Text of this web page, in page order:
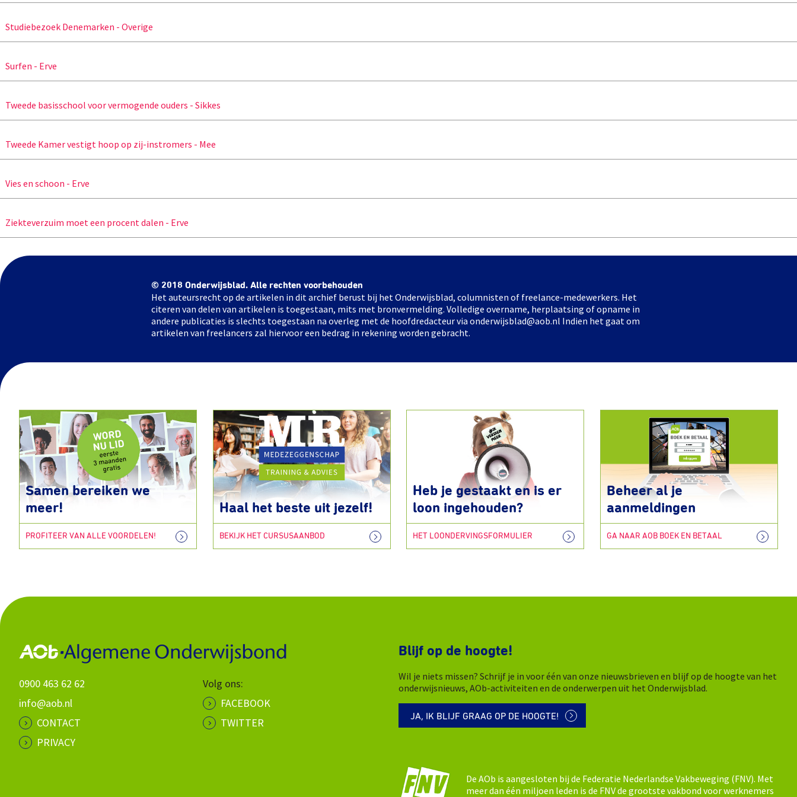
Studiebezoek Denemarken - Overige
Surfen - Erve
Tweede basisschool voor vermogende ouders - Sikkes
Tweede Kamer vestigt hoop op zij-instromers - Mee
Vies en schoon - Erve
Ziekteverzuim moet een procent dalen - Erve
© 2018 Onderwijsblad. Alle rechten voorbehouden
Het auteursrecht op de artikelen in dit archief berust bij het Onderwijsblad, columnisten of freelance-medewerkers. Het
citeren van delen van artikelen is toegestaan, mits met bronvermelding. Volledige overname, herplaatsing of opname in
andere publicaties is slechts toegestaan na overleg met de hoofdredacteur via onderwijsblad@aob.nl Indien het gaat om
artikelen van freelancers zal hiervoor een bedrag in rekening worden gebracht.
Samen bereiken we
meer!
PROFITEER VAN ALLE VOORDELEN!
Haal het beste uit jezelf!
BEKIJK HET CURSUSAANBOD
Heb je gestaakt en is er
loon ingehouden?
HET LOONDERVINGSFORMULIER
Beheer al je
aanmeldingen
GA NAAR AOB BOEK EN BETAAL
0900 463 62 62
info@aob.nl
CONTACT
PRIVACY
Volg ons:
FACEBOOK
TWITTER
Blijf op de hoogte!
Wil je niets missen? Schrijf je in voor één van onze nieuwsbrieven en blijf op de hoogte van het
onderwijsnieuws, AOb-activiteiten en de onderwerpen uit het Onderwijsblad.
JA, IK BLIJF GRAAG OP DE HOOGTE!
De AOb is aangesloten bij de Federatie Nederlandse Vakbeweging (FNV). Met
meer dan één miljoen leden is de FNV de grootste vakbond voor werknemers